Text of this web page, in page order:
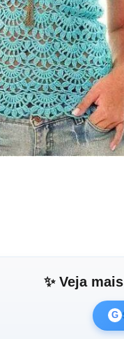
✨ Veja
G